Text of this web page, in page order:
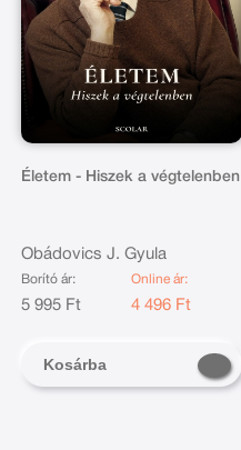
Életem - Hiszek a végtelenben
Obádovics J. Gyula
Borító ár:
5 995 Ft
Online ár:
4 496 Ft
Kosárba